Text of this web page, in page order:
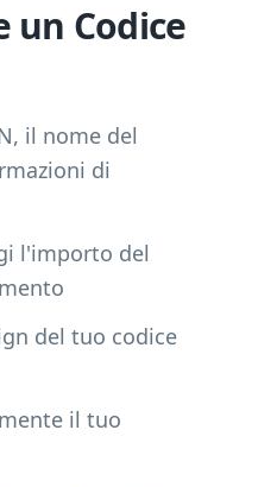
un Codice
il nome del
di
l'importo del
del tuo codice
il tuo